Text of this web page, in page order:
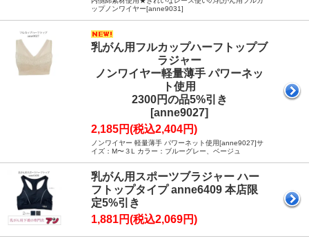
ップノンワイヤー[anne9031]
乳がん用フルカップハーフトップブ
ラジャー
ノンワイヤー軽量薄手 パワーネッ
ト使用
2300円の品5%引き
[anne9027]
2,185円(税込2,404円)
ノンワイヤー 軽量薄手 パワーネット使用[anne9027]サ
イズ：M〜３L カラー：ブルーグレー、ベージュ
乳がん用スポーツブラジャー ハー
フトップタイプ anne6409 本店限
定5%引き
1,881円(税込2,069円)